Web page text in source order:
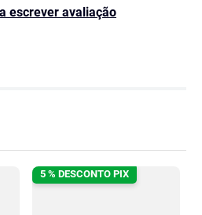
escrever avaliação
5 % DESCONTO PIX